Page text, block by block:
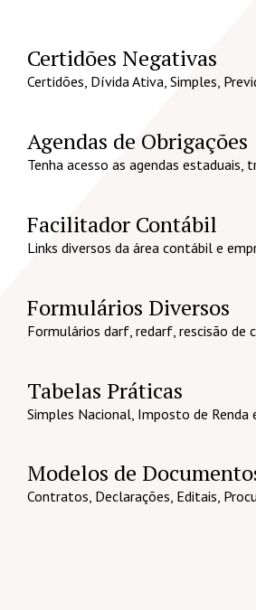
Certidões Negativas
Certidões, Dívida Ativa, Simples,
Agendas de Obrigações
Tenha acesso as agendas estaduais,
Facilitador Contábil
Links diversos da área contábil e
Formulários Diversos
Formulários darf, redarf, rescisão de
Tabelas Práticas
Simples Nacional, Imposto de Renda
Modelos de
Contratos, Declarações, Editais,